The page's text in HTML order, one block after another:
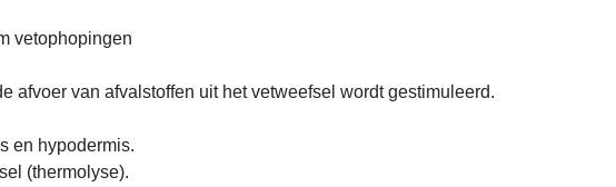
vetophopingen
afvoer van afvalstoffen uit het vetweefsel wordt gestimuleerd.
en hypodermis.
(thermolyse).